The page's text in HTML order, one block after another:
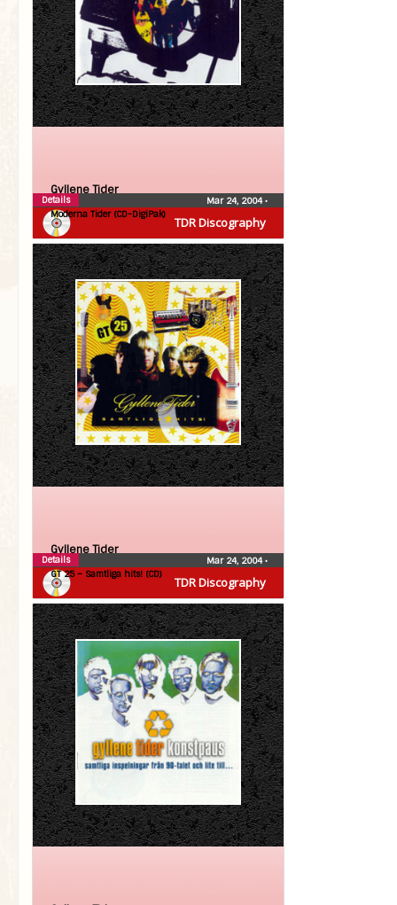
TDR Discography
Gyllene Tider
Moderna Tider (CD-DigiPak)
Mar 24, 2004•
Details
TDR Discography
Gyllene Tider
GT 25 – Samtliga hits! (CD)
Mar 24, 2004•
Details